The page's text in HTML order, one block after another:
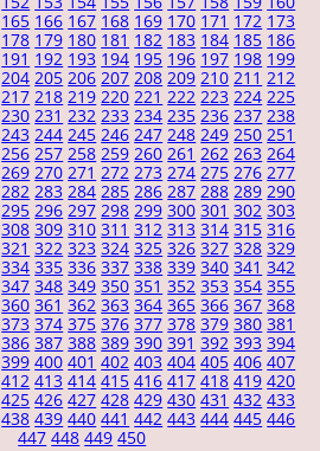
165 166 167 168 169 170 171 172 173
178 179 180 181 182 183 184 185 186
191 192 193 194 195 196 197 198 199
204 205 206 207 208 209 210 211 212
217 218 219 220 221 222 223 224 225
230 231 232 233 234 235 236 237 238
243 244 245 246 247 248 249 250 251
256 257 258 259 260 261 262 263 264
269 270 271 272 273 274 275 276 277
282 283 284 285 286 287 288 289 290
295 296 297 298 299 300 301 302 303
308 309 310 311 312 313 314 315 316
321 322 323 324 325 326 327 328 329
334 335 336 337 338 339 340 341 342
347 348 349 350 351 352 353 354 355
360 361 362 363 364 365 366 367 368
373 374 375 376 377 378 379 380 381
386 387 388 389 390 391 392 393 394
399 400 401 402 403 404 405 406 407
412 413 414 415 416 417 418 419 420
425 426 427 428 429 430 431 432 433
438 439 440 441 442 443 444 445 446
447 448 449 450